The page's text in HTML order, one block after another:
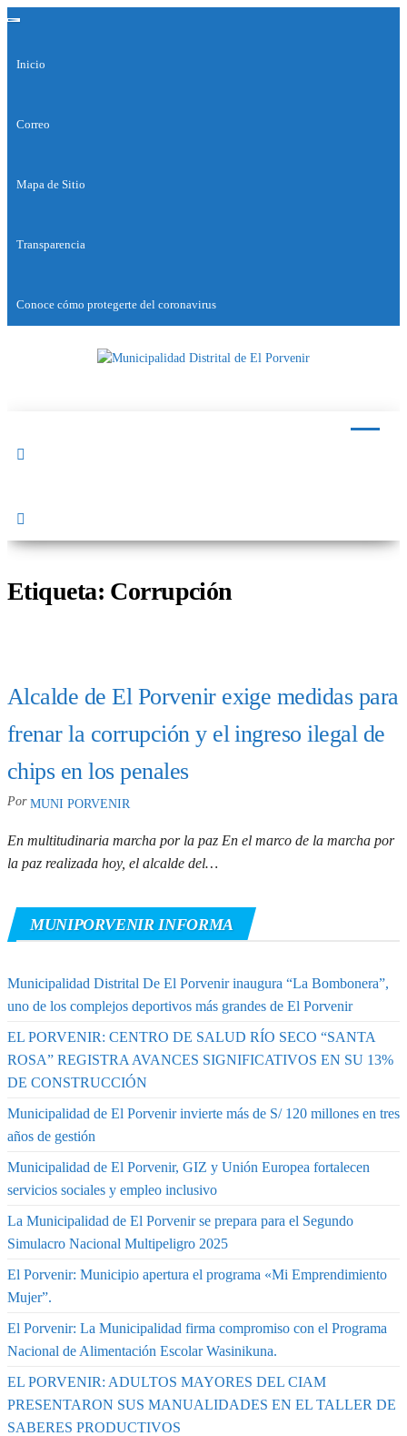
Saltar
Alternar la navegación
Inicio
Correo
Mapa de Sitio
Transparencia
Conoce cómo protegerte del coronavirus
Etiqueta: Corrupción
Alcalde de El Porvenir exige medidas para
frenar la corrupción y el ingreso ilegal de
chips en los penales
Por MUNI PORVENIR
En multitudinaria marcha por la paz En el marco de la marcha por
la paz realizada hoy, el alcalde del…
MUNIPORVENIR INFORMA
Municipalidad Distrital De El Porvenir inaugura “La Bombonera”,
uno de los complejos deportivos más grandes de El Porvenir
EL PORVENIR: CENTRO DE SALUD RÍO SECO “SANTA
ROSA” REGISTRA AVANCES SIGNIFICATIVOS EN SU 13%
DE CONSTRUCCIÓN
Municipalidad de El Porvenir invierte más de S/ 120 millones en tres
años de gestión
Municipalidad de El Porvenir, GIZ y Unión Europea fortalecen
servicios sociales y empleo inclusivo
La Municipalidad de El Porvenir se prepara para el Segundo
Simulacro Nacional Multipeligro 2025
El Porvenir: Municipio apertura el programa «Mi Emprendimiento
Mujer”.
El Porvenir: La Municipalidad firma compromiso con el Programa
Nacional de Alimentación Escolar Wasinikuna.
EL PORVENIR: ADULTOS MAYORES DEL CIAM
PRESENTARON SUS MANUALIDADES EN EL TALLER DE
SABERES PRODUCTIVOS